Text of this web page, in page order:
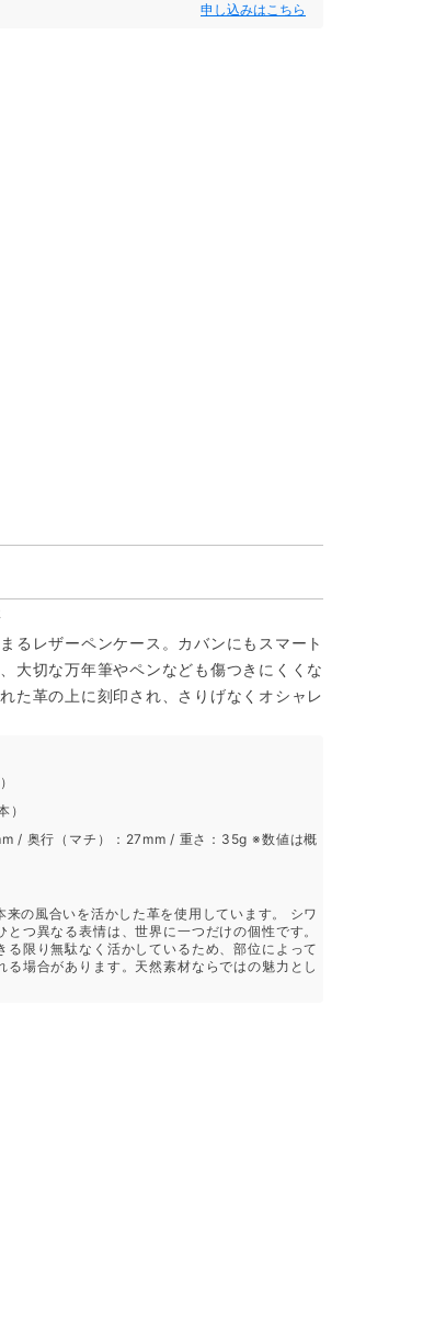
申し込みはこちら
るレザーペンケース。カバンにもスマート
大切な万年筆やペンなども傷つきにくくな
た革の上に刻印され、さりげなくオシャレ
）
/ 奥行（マチ）：27mm / 重さ：35g ※数値は概
来の風合いを活かした革を使用しています。 シワ
つ異なる表情は、世界に一つだけの個性です。
る限り無駄なく活かしているため、部位によって
る場合があります。天然素材ならではの魅力とし